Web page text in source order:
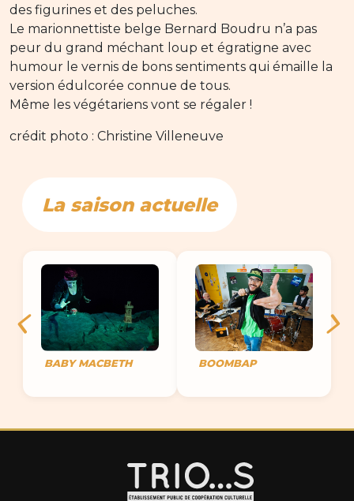
des figurines et des peluches.
Le marionnettiste belge Bernard Boudru n’a pas
peur du grand méchant loup et égratigne avec
humour le vernis de bons sentiments qui émaille la
version édulcorée connue de tous.
Même les végétariens vont se régaler !
crédit photo : Christine Villeneuve
La saison actuelle
BABY MACBETH BOOMBAP